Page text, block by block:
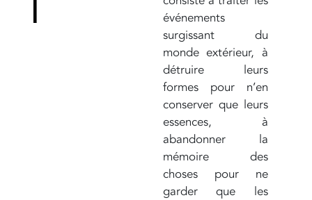
événements
surgissant du
monde extérieur, à
détruire leurs
formes pour n’en
conserver que leurs
essences, à
abandonner la
mémoire des
choses pour ne
garder que les